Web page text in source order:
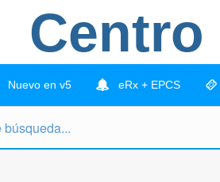
Centro
Nuevo en v5 eRx + EPCS